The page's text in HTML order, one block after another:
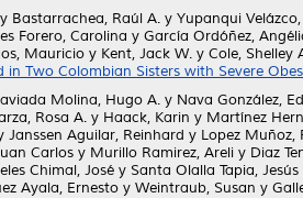
y Bastarrachea, Raúl A. y Yupanqui
Forero, Carolina y García Ordóñez,
Mauricio y Kent, Jack W. y Cole, Shelley
in Two Colombian Sisters with Severe
Molina, Hugo A. y Nava González,
Rosa A. y Haack, Karin y Martínez
Janssen Aguilar, Reinhard y Lopez Muñoz,
Carlos y Murillo Ramirez, Areli y Diaz
Chimal, José y Santa Olalla Tapia, Jesús
Ayala, Ernesto y Weintraub, Susan y